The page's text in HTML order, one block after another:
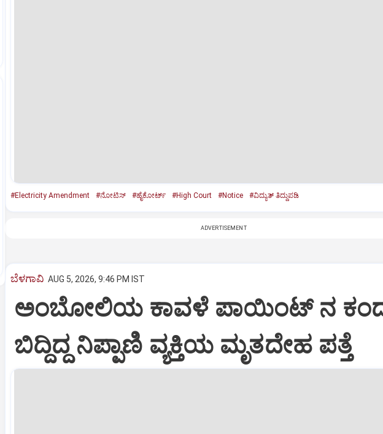
#Electricity Amendment #ನೋಟಿಸ್‌ #ಹೈಕೋರ್ಟ್ #High Court #Notice #ವಿದ್ಯುತ್‌ ತಿದ್ದುಪಡಿ
ADVERTISEMENT
ಬೆಳಗಾವಿ AUG 5, 2026, 9:46 PM IST
ಅಂಬೋಲಿಯ ಕಾವಳೆ‌ ಪಾಯಿಂಟ್ ನ
ಬಿದ್ದಿದ್ದ ನಿಪ್ಪಾಣಿ ವ್ಯಕ್ತಿಯ ಮೃತದೇಹ ಪತ್ತೆ